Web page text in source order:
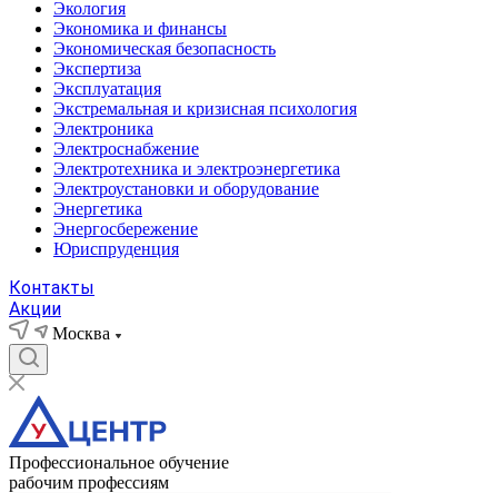
Экология
Экономика и финансы
Экономическая безопасность
Экспертиза
Эксплуатация
Экстремальная и кризисная психология
Электроника
Электроснабжение
Электротехника и электроэнергетика
Электроустановки и оборудование
Энергетика
Энергосбережение
Юриспруденция
Контакты
Акции
Москва
Профессиональное обучение
рабочим профессиям